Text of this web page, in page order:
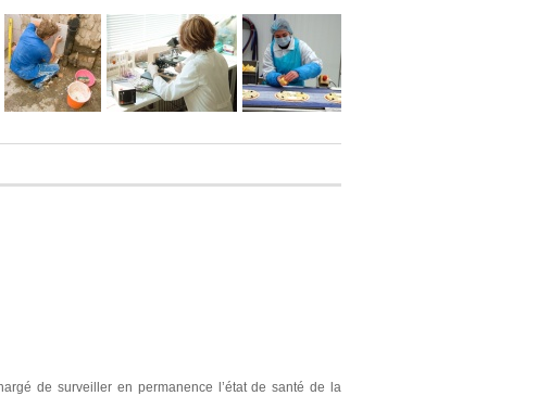
de surveiller en permanence l’état de santé de la